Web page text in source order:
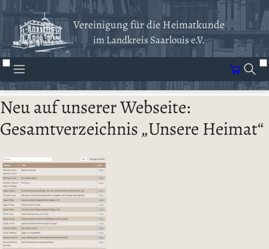
Vereinigung für die Heimatkunde
im Landkreis Saarlouis e.V.
Neu auf unserer Webseite:
Gesamtverzeichnis „Unsere Heimat“